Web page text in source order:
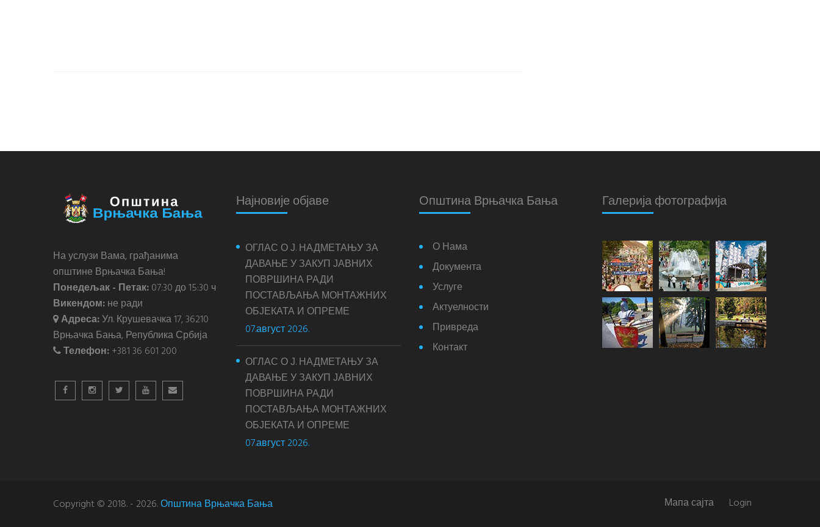
На услузи Вама, грађанима
општине Врњачка Бања!
Понедељак - Петак:07:30 до 15:30 ч
Викендом:не ради
Адреса:Ул. Крушевачка 17, 36210
Врњачка Бања, Република Србија
Телефон:+381 36 601 200
Најновије објаве
ОГЛАС О Ј. НАДМЕТАЊУ ЗА
ДАВАЊЕ У ЗАКУП ЈАВНИХ
ПОВРШИНА РАДИ
ПОСТАВЉАЊА МОНТАЖНИХ
ОБЈЕКАТА И ОПРЕМЕ
07.август 2026.
ОГЛАС О Ј. НАДМЕТАЊУ ЗА
ДАВАЊЕ У ЗАКУП ЈАВНИХ
ПОВРШИНА РАДИ
ПОСТАВЉАЊА МОНТАЖНИХ
ОБЈЕКАТА И ОПРЕМЕ
07.август 2026.
Општина Врњачка Бања
О Нама
Документа
Услуге
Актуелности
Привреда
Контакт
Галерија фотографија
Copyright © 2018. - 2026.Општина Врњачка Бања Мапа сајта Login